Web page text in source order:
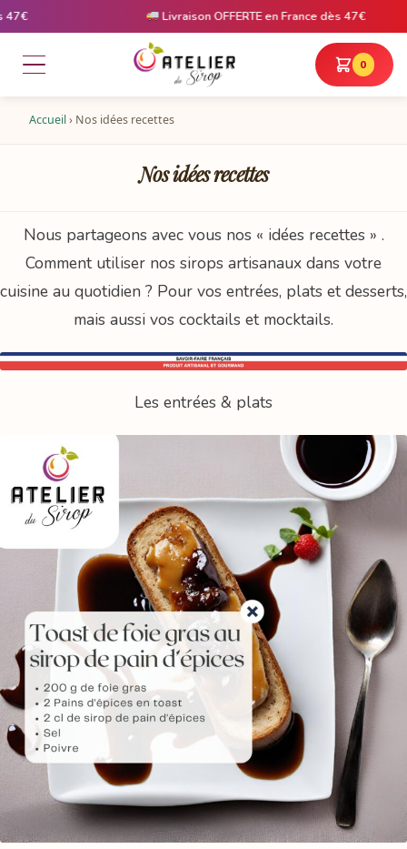
Livraison OFFERTE en France dès 47€
0
Accueil› Nos idées recettes
Nos idées recettes
Nous partageons avec vous nos « idées recettes » .
Comment utiliser nos sirops artisanaux dans votre
cuisine au quotidien ? Pour vos entrées, plats et desserts,
mais aussi vos cocktails et mocktails.
Les entrées & plats